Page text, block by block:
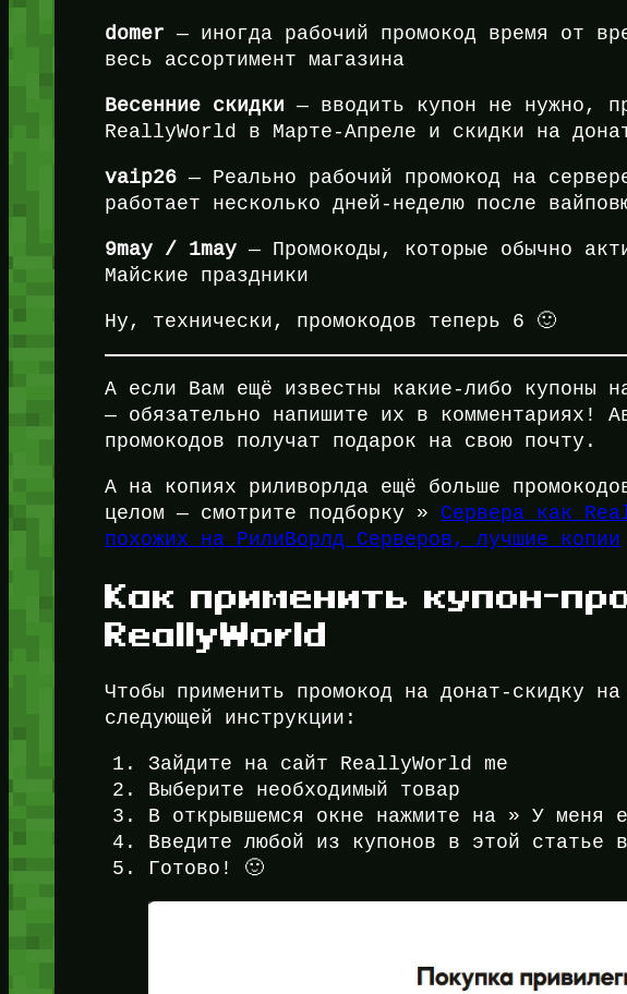
domer — иногда рабочий промокод время от
весь ассортимент магазина
Весенние скидки — вводить купон не нужно,
ReallyWorld в Марте-Апреле и скидки на
vaip26 — Реально рабочий промокод на
работает несколько дней-неделю после
9may / 1may — Промокоды, которые обычно
Майские праздники
Ну, технически, промокодов теперь 6 🙂
А если Вам ещё известны какие-либо купоны
— обязательно напишите их в комментариях!
промокодов получат подарок на свою почту.
А на копиях риливорлда ещё больше
целом — смотрите подборку » Сервера как
похожих на РилиВорлд Серверов, лучшие копии
Как применить купон-
ReallyWorld
Чтобы применить промокод на донат-скидку
следующей инструкции:
Зайдите на сайт ReallyWorld me
Выберите необходимый товар
В открывшемся окне нажмите на » У меня
Введите любой из купонов в этой статье
Готово! 🙂